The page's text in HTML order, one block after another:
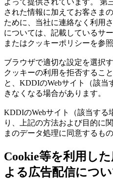
された情報に加えてお客さま
ために、当社に連絡なく利用
については、記載しているサ
またはクッキーポリシーを参
ブラウザで適切な設定を選択
クッキーの利用を拒否するこ
と、KDDIのWebサイト（該
きなくなる場合があります。
KDDIのWebサイト（該当する
り、上記の方法および目的に
まのデータ処理に同意するもの
Cookie等を利用し
よる広告配信につ